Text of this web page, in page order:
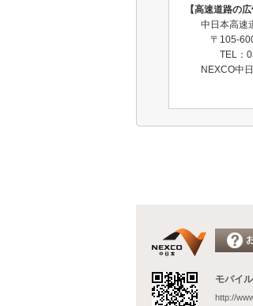
【高速道路の
中日本高
〒105-
TEL：
NEXCO中
モバイ
http://